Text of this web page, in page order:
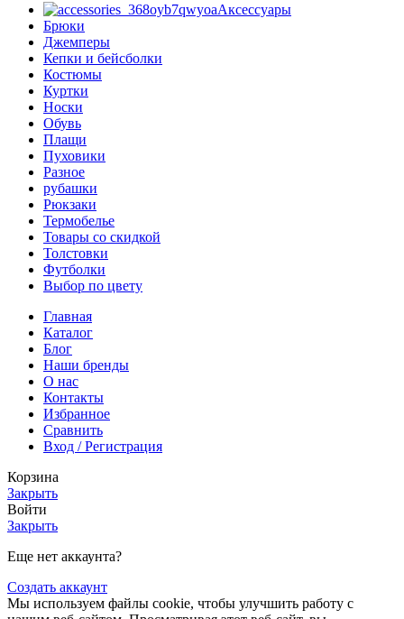
Аксессуары
Брюки
Джемперы
Кепки и бейсболки
Костюмы
Куртки
Носки
Обувь
Плащи
Пуховики
Разное
рубашки
Рюкзаки
Термобелье
Товары со скидкой
Толстовки
Футболки
Выбор по цвету
Главная
Каталог
Блог
Наши бренды
О нас
Контакты
Избранное
Сравнить
Вход / Регистрация
Корзина
Закрыть
Войти
Закрыть
Еще нет аккаунта?
Создать аккаунт
Мы используем файлы cookie, чтобы улучшить работу с